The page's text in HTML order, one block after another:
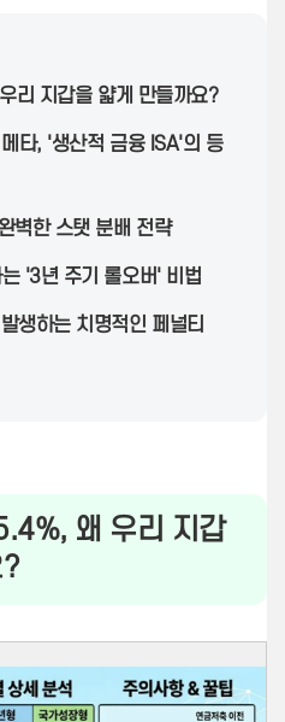
리 지갑을 얇게 만들까요?
타, '생산적 금융 ISA'의 등
벽한 스탯 분배 전략
'3년 주기 롤오버' 비법
생하는 치명적인 페널티
왜 우리 지갑